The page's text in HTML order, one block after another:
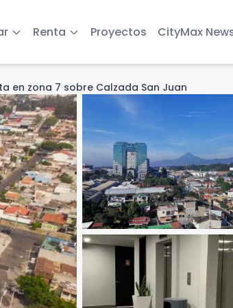
Renta Proyectos CityMax
en zona 7 sobre Calzada San Juan